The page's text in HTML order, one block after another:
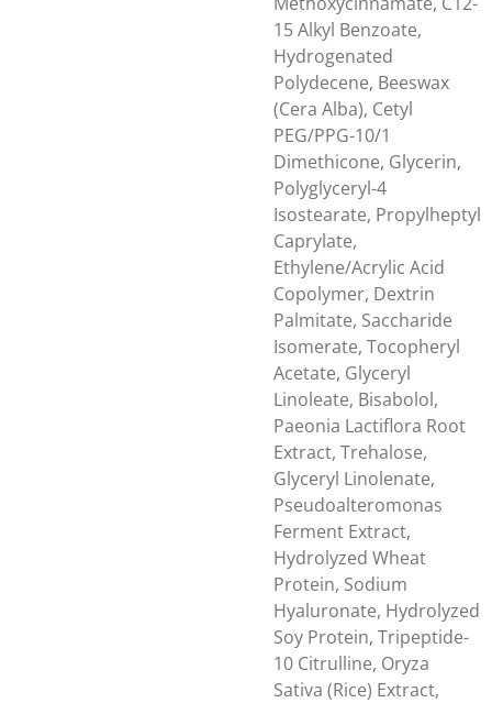
15 Alkyl Benzoate,
Hydrogenated
Polydecene, Beeswax
(Cera Alba), Cetyl
PEG/PPG-10/1
Dimethicone, Glycerin,
Polyglyceryl-4
Isostearate, Propylheptyl
Caprylate,
Ethylene/Acrylic Acid
Copolymer, Dextrin
Palmitate, Saccharide
Isomerate, Tocopheryl
Acetate, Glyceryl
Linoleate, Bisabolol,
Paeonia Lactiflora Root
Extract, Trehalose,
Glyceryl Linolenate,
Pseudoalteromonas
Ferment Extract,
Hydrolyzed Wheat
Protein, Sodium
Hyaluronate, Hydrolyzed
Soy Protein, Tripeptide-
10 Citrulline, Oryza
Sativa (Rice) Extract,